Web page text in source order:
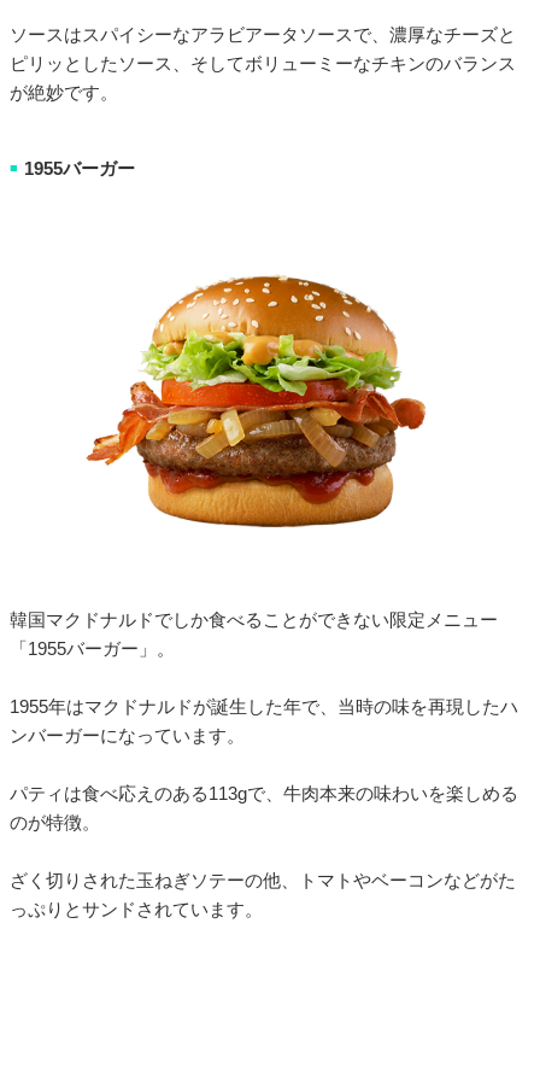
ソースはスパイシーなアラビアータソースで、濃厚なチーズと
ピリッとしたソース、そしてボリューミーなチキンのバランス
が絶妙です。
■ 1955バーガー
韓国マクドナルドでしか食べることができない限定メニュー
「1955バーガー」。
1955年はマクドナルドが誕生した年で、当時の味を再現したハ
ンバーガーになっています。
パティは食べ応えのある113gで、牛肉本来の味わいを楽しめる
のが特徴。
ざく切りされた玉ねぎソテーの他、トマトやベーコンなどがた
っぷりとサンドされています。